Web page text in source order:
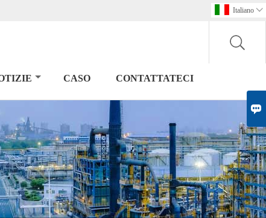
Italiano 
CASO CONTATTATECI
